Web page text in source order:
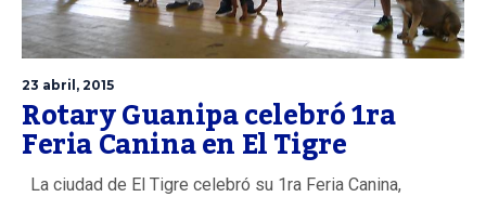
23 abril, 2015
Rotary Guanipa celebró 1ra
Feria Canina en El Tigre
La ciudad de El Tigre celebró su 1ra Feria Canina,